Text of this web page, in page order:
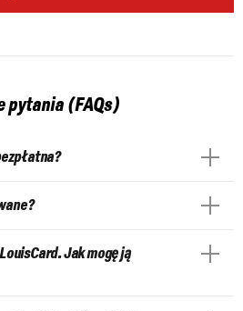
pytania (FAQs)
Jak mogę ją